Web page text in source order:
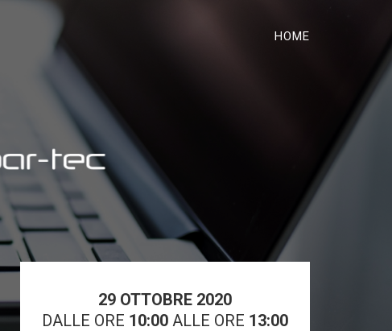
HOME
29 OTTOBRE 2020
DALLE ORE 10:00 ALLE ORE 13:00